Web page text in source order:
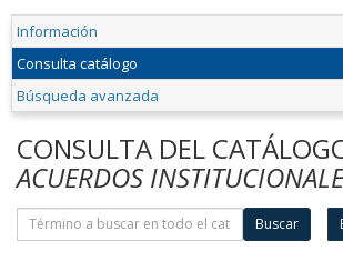
Información
Consulta catálogo
Búsqueda avanzada
CONSULTA DEL
ACUERDOS
Buscar